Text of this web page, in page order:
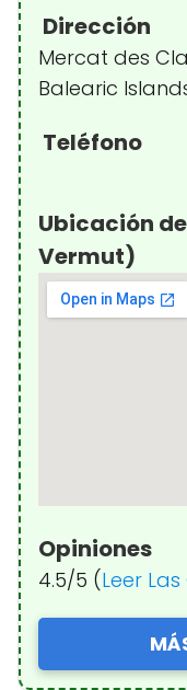
Dirección
Mercat des
Balearic
Teléfono
Ubicación
Vermut)
Opiniones
4.5/5 (Leer